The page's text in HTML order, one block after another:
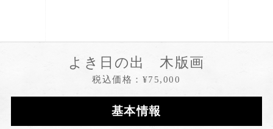
よき日の出 木版画
税込価格：¥75,000
基本情報